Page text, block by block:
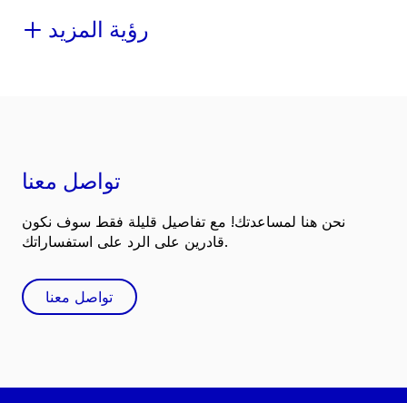
رؤية المزيد
تواصل معنا
نحن هنا لمساعدتك! مع تفاصيل قليلة فقط سوف نكون
قادرين على الرد على استفساراتك.
تواصل معنا